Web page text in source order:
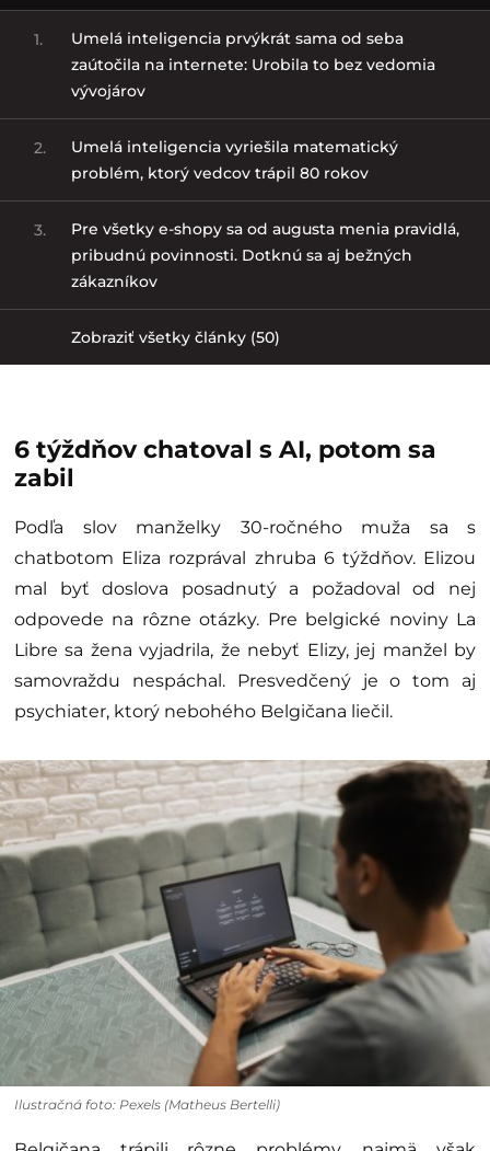
1.
Umelá inteligencia prvýkrát sama od seba
zaútočila na internete: Urobila to bez vedomia
vývojárov
2.
Umelá inteligencia vyriešila matematický
problém, ktorý vedcov trápil 80 rokov
3.
Pre všetky e-shopy sa od augusta menia pravidlá,
pribudnú povinnosti. Dotknú sa aj bežných
zákazníkov
Zobraziť všetky články (50)
6 týždňov chatoval s AI, potom sa
zabil
Podľa slov manželky 30-ročného muža sa s
chatbotom Eliza rozprával zhruba 6 týždňov. Elizou
mal byť doslova posadnutý a požadoval od nej
odpovede na rôzne otázky. Pre belgické noviny La
Libre sa žena vyjadrila, že nebyť Elizy, jej manžel by
samovraždu nespáchal. Presvedčený je o tom aj
psychiater, ktorý nebohého Belgičana liečil.
Ilustračná foto: Pexels (Matheus Bertelli)